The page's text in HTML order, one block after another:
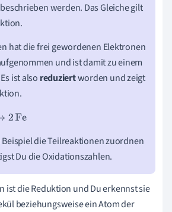
werden. Das Gleiche gilt
hat die frei gewordenen Elektronen
und ist damit zu einem
ist also reduziertworden und zeigt
Beispiel die Teilreaktionen zuordnen
Du die Oxidationszahlen.
ist die Reduktion und Du erkennst sie
beziehungsweise ein Atom der